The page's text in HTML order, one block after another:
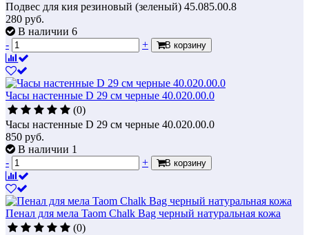
Подвес для кия резиновый (зеленый) 45.085.00.8
280 руб.
В наличии 6
-
+ В корзину
Часы настенные D 29 см черные 40.020.00.0
(0)
Часы настенные D 29 см черные 40.020.00.0
850 руб.
В наличии 1
-
+ В корзину
Пенал для мела Taom Chalk Bag черный натуральная кожа
(0)